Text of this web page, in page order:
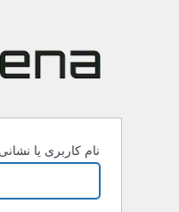
نام کاربری یا